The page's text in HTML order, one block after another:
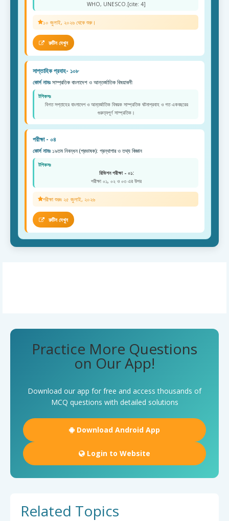
WHO, UNESCO.[cite: 4]
১০ জুলাই, ২০২৬ থেকে শুরু।
রুটিন দেখুন
সাপ্তাহিক প্রবাহ- ১০৮
কোর্স নামঃ সাম্প্রতিক বাংলাদেশ ও আন্তর্জাতিক বিষয়াবলী
টপিকসঃ
বিগত সপ্তাহের বাংলাদেশ ও আন্তর্জাতিক বিষয়ক সাম্প্রতিক ঘটনাপ্রবাহ ও গত একবছরের
গুরুত্বপূর্ণ সাম্প্রতিক।
পরীক্ষা - ০৪
কোর্স নামঃ ১৯তম নিবন্ধন (প্রভাষক): গ্রন্থাগার ও তথ্য বিজ্ঞান
টপিকসঃ
রিভিশন পরীক্ষা - ০১:
পরীক্ষা ০১, ০২ ও ০৩ এর উপর
পরীক্ষা শুরুঃ ২৫ জুলাই, ২০২৬
রুটিন দেখুন
Practice More Questions
on Our App!
Download our app for free and access thousands of
MCQ questions with detailed solutions
Download Android App
Login to Website
Related Topics